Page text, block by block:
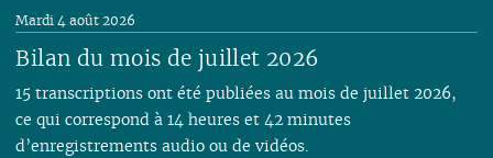
Bilan du mois de juillet 2026
Mardi 4 août 2026
15 transcriptions ont été publiées au mois de juillet 2026,
ce qui correspond à 14 heures et 42 minutes
d’enregistrements audio ou de vidéos.